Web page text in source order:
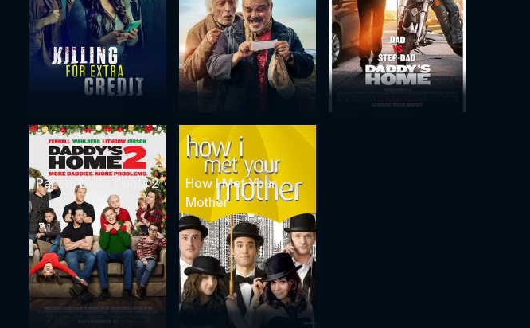
Pai em Dose Dupla 2
How I Met Your
Mother